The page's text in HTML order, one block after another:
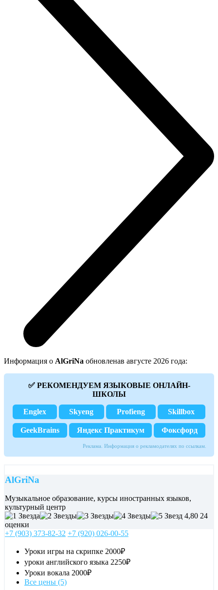
Информация о AlGriNa обновленав августе 2026 года:
✅ РЕКОМЕНДУЕМ ЯЗЫКОВЫЕ ОНЛАЙН-
ШКОЛЫ
Englex Skyeng Profieng Skillbox
GeekBrains Яндекс Практикум Фоксфорд
Реклама. Информация о рекламодателях по ссылкам.
AlGriNa
Музыкальное образование, курсы иностранных языков,
культурный центр
4,80 24
оценки
+7 (903) 373-82-32 +7 (920) 026-00-55
Уроки игры на скрипке 2000₽
уроки английского языка 2250₽
Уроки вокала 2000₽
Все цены (5)